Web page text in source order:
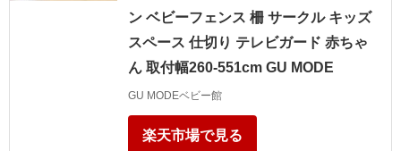
ン ベビーフェンス 柵 サークル キッズ
スペース 仕切り テレビガード 赤ちゃ
ん 取付幅260-551cm GU MODE
GU MODEベビー館
楽天市場で見る